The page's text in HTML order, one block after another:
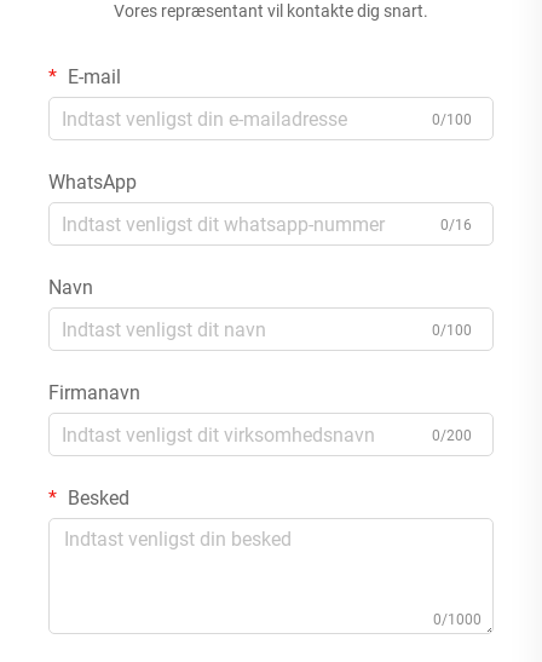
Vores repræsentant vil kontakte dig snart.
E-mail
0/100
WhatsApp
0/16
Navn
0/100
Firmanavn
0/200
Besked
0/1000